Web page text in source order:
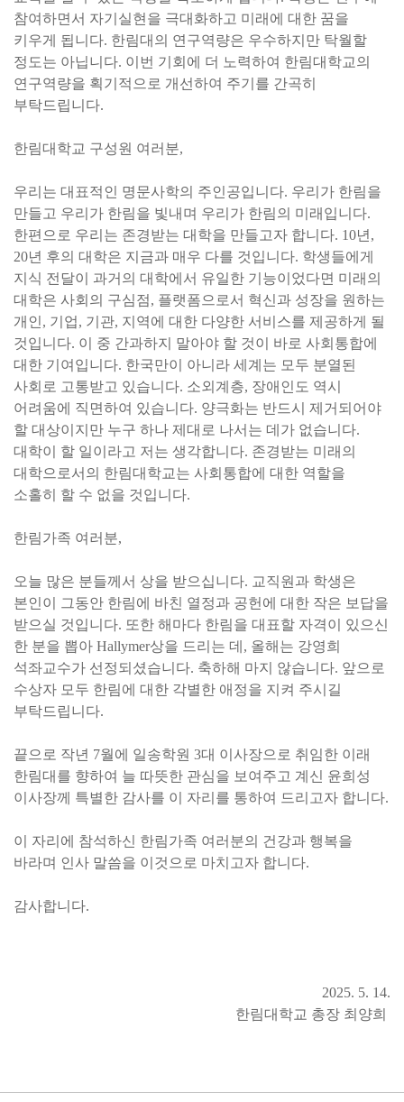
참여하면서 자기실현을 극대화하고 미래에 대한 꿈을
키우게 됩니다. 한림대의 연구역량은 우수하지만 탁월할
정도는 아닙니다. 이번 기회에 더 노력하여 한림대학교의
연구역량을 획기적으로 개선하여 주기를 간곡히
부탁드립니다.
한림대학교 구성원 여러분,
우리는 대표적인 명문사학의 주인공입니다. 우리가 한림을
만들고 우리가 한림을 빛내며 우리가 한림의 미래입니다.
한편으로 우리는 존경받는 대학을 만들고자 합니다. 10년,
20년 후의 대학은 지금과 매우 다를 것입니다. 학생들에게
지식 전달이 과거의 대학에서 유일한 기능이었다면 미래의
대학은 사회의 구심점, 플랫폼으로서 혁신과 성장을 원하는
개인, 기업, 기관, 지역에 대한 다양한 서비스를 제공하게 될
것입니다. 이 중 간과하지 말아야 할 것이 바로 사회통합에
대한 기여입니다. 한국만이 아니라 세계는 모두 분열된
사회로 고통받고 있습니다. 소외계층, 장애인도 역시
어려움에 직면하여 있습니다. 양극화는 반드시 제거되어야
할 대상이지만 누구 하나 제대로 나서는 데가 없습니다.
대학이 할 일이라고 저는 생각합니다. 존경받는 미래의
대학으로서의 한림대학교는 사회통합에 대한 역할을
소홀히 할 수 없을 것입니다.
한림가족 여러분,
오늘 많은 분들께서 상을 받으십니다. 교직원과 학생은
본인이 그동안 한림에 바친 열정과 공헌에 대한 작은 보답을
받으실 것입니다. 또한 해마다 한림을 대표할 자격이 있으신
한 분을 뽑아 Hallymer상을 드리는 데, 올해는 강영희
석좌교수가 선정되셨습니다. 축하해 마지 않습니다. 앞으로
수상자 모두 한림에 대한 각별한 애정을 지켜 주시길
부탁드립니다.
끝으로 작년 7월에 일송학원 3대 이사장으로 취임한 이래
한림대를 향하여 늘 따뜻한 관심을 보여주고 계신 윤희성
이사장께 특별한 감사를 이 자리를 통하여 드리고자 합니다.
이 자리에 참석하신 한림가족 여러분의 건강과 행복을
바라며 인사 말씀을 이것으로 마치고자 합니다.
감사합니다.
2025. 5. 14.
한림대학교 총장 최양희